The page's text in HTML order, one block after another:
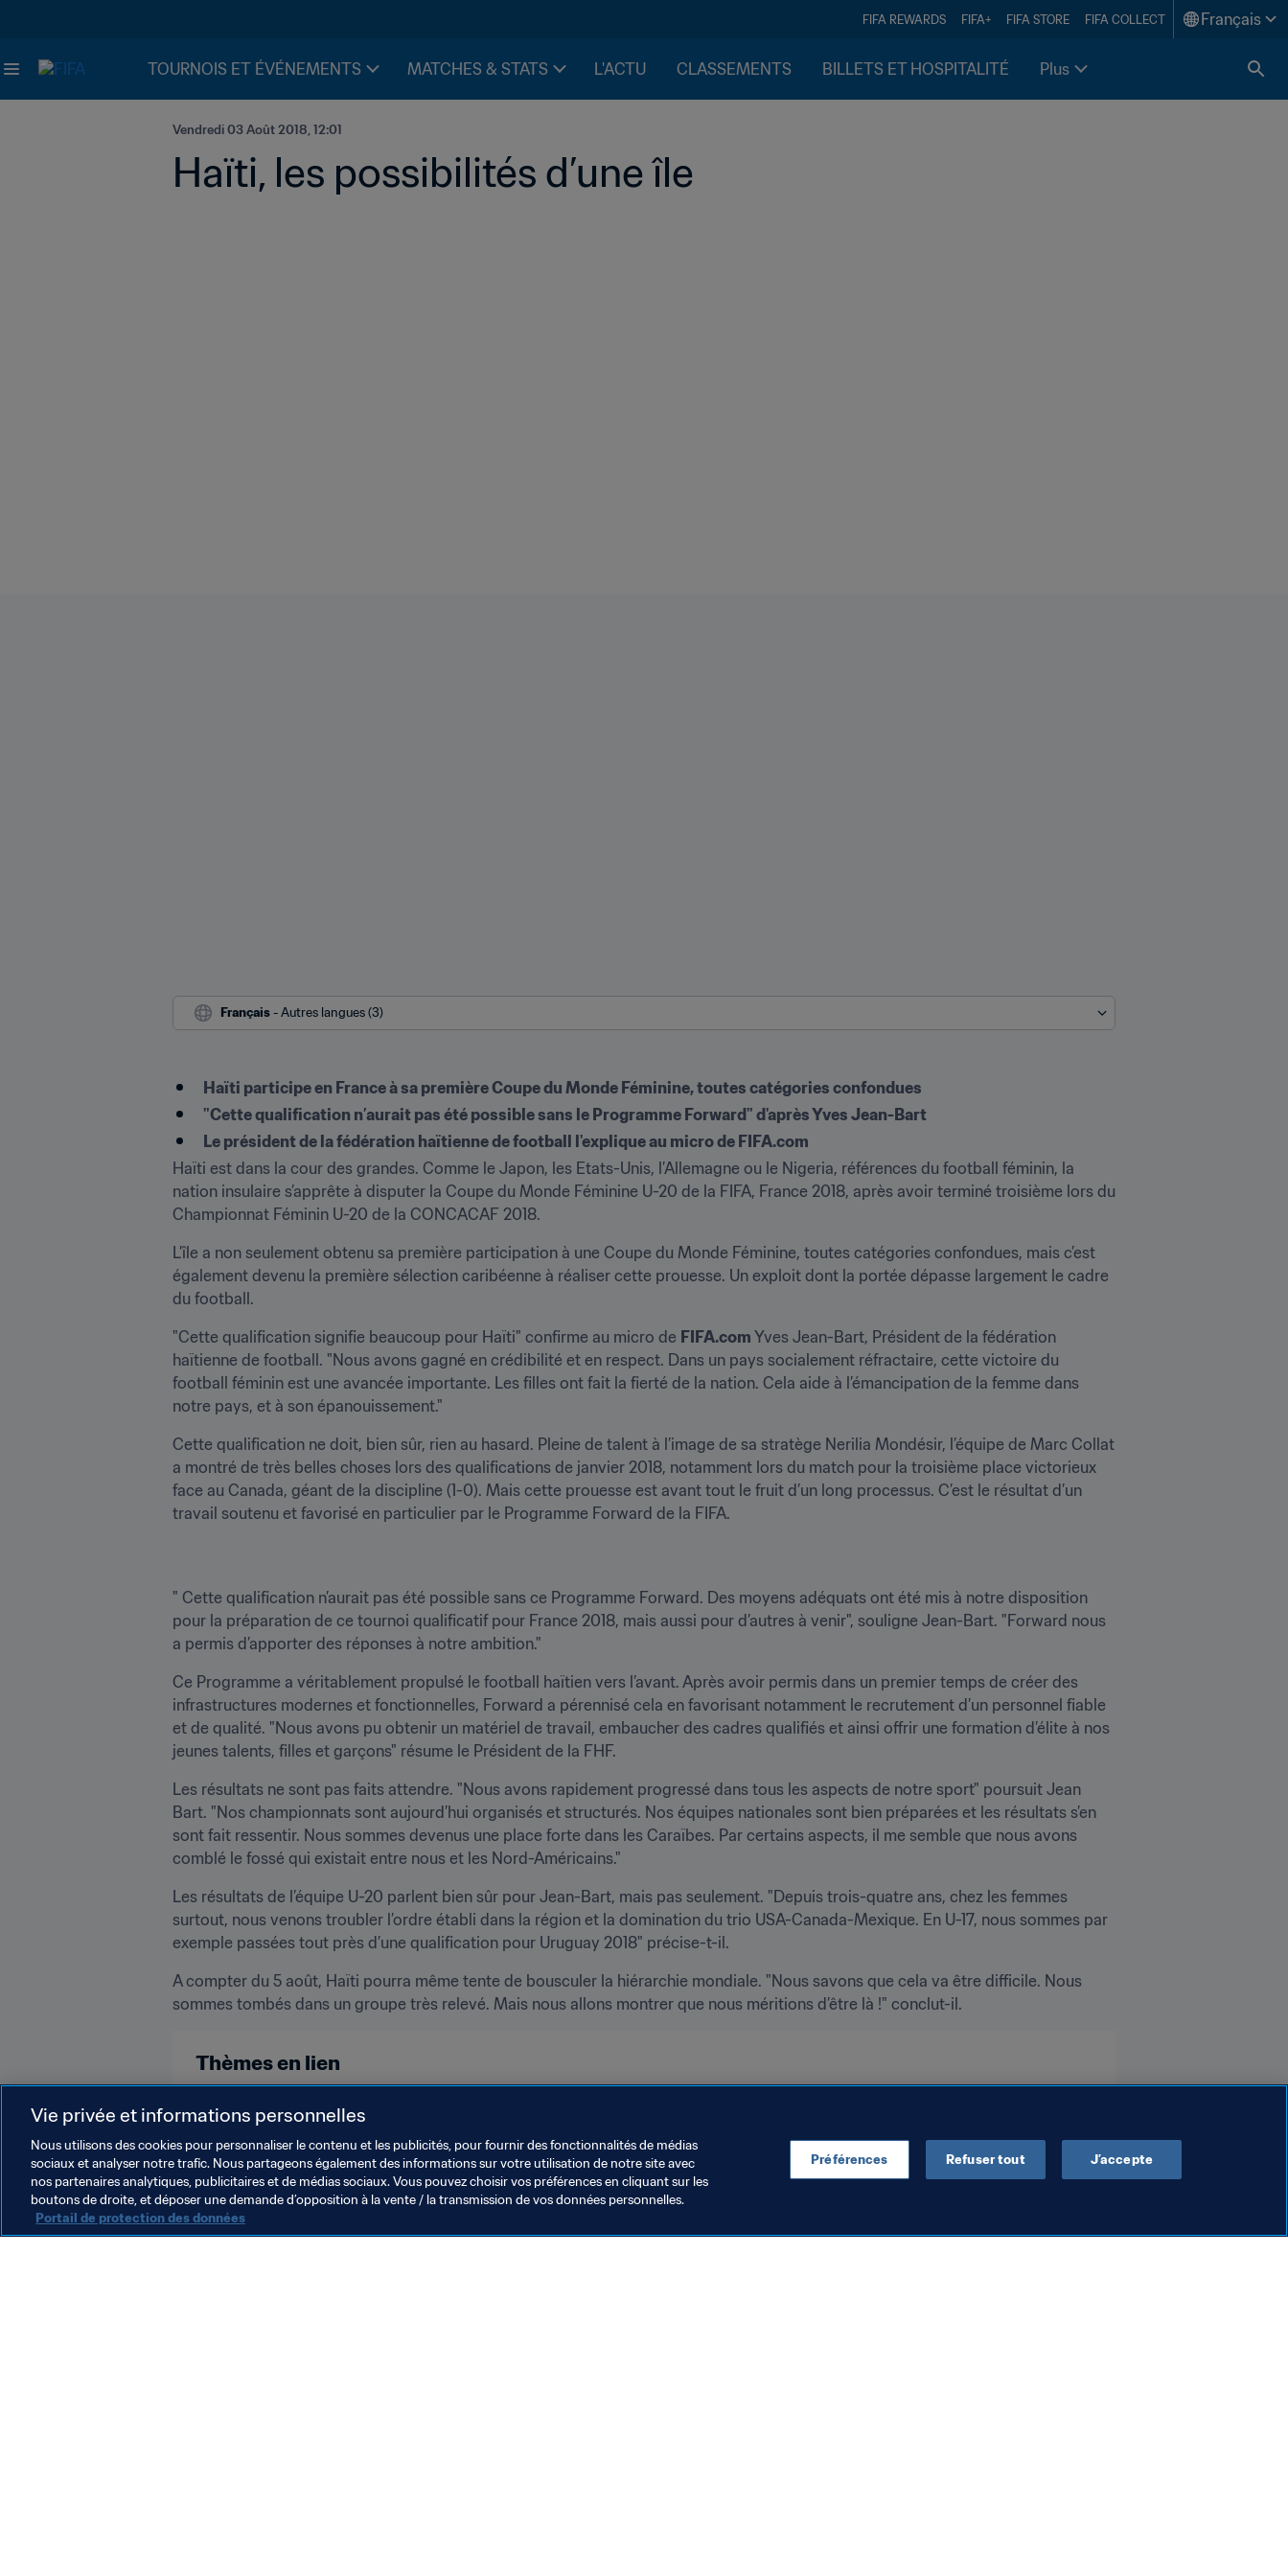
FIFA REWARDS FIFA+ FIFA STORE FIFA COLLECT Français
TOURNOIS ET ÉVÉNEMENTS MATCHES & STATS L'ACTU CLASSEMENTS BILLETS ET HOSPITALITÉ Plus
Vendredi 03 Août 2018, 12:01
Haïti, les possibilités d’une île
Français - Autres langues (3)
​Haïti participe en France à sa première Coupe du Monde Féminine, toutes catégories confondues
"Cette qualification n’aurait pas été possible sans le Programme Forward" d'après Yves Jean-Bart
Le président de la fédération haïtienne de football l'explique au micro de FIFA.com
Haïti est dans la cour des grandes. Comme le Japon, les Etats-Unis, l’Allemagne ou le Nigeria, références du football féminin, la
nation insulaire s’apprête à disputer la Coupe du Monde Féminine U-20 de la FIFA, France 2018, après avoir terminé troisième lors du
Championnat Féminin U-20 de la CONCACAF 2018.
L’île a non seulement obtenu sa première participation à une Coupe du Monde Féminine, toutes catégories confondues, mais c’est
également devenu la première sélection caribéenne à réaliser cette prouesse. Un exploit dont la portée dépasse largement le cadre
du football.
"Cette qualification signifie beaucoup pour Haïti" confirme au micro de FIFA.com Yves Jean-Bart, Président de la fédération
haïtienne de football. "Nous avons gagné en crédibilité et en respect. Dans un pays socialement réfractaire, cette victoire du
football féminin est une avancée importante. Les filles ont fait la fierté de la nation. Cela aide à l’émancipation de la femme dans
notre pays, et à son épanouissement."
Cette qualification ne doit, bien sûr, rien au hasard. Pleine de talent à l’image de sa stratège Nerilia Mondésir, l’équipe de Marc Collat
a montré de très belles choses lors des qualifications de janvier 2018, notamment lors du match pour la troisième place victorieux
face au Canada, géant de la discipline (1-0). Mais cette prouesse est avant tout le fruit d’un long processus. C’est le résultat d’un
travail soutenu et favorisé en particulier par le Programme Forward de la FIFA.
" Cette qualification n’aurait pas été possible sans ce Programme Forward. Des moyens adéquats ont été mis à notre disposition
pour la préparation de ce tournoi qualificatif pour France 2018, mais aussi pour d’autres à venir", souligne Jean-Bart. "Forward nous
a permis d’apporter des réponses à notre ambition."
﻿Ce Programme a véritablement propulsé le football haïtien vers l’avant. Après avoir permis dans un premier temps de créer des
infrastructures modernes et fonctionnelles, Forward a pérennisé cela en favorisant notamment le recrutement d’un personnel fiable
et de qualité. "Nous avons pu obtenir un matériel de travail, embaucher des cadres qualifiés et ainsi offrir une formation d’élite à nos
jeunes talents, filles et garçons" résume le Président de la FHF.
Les résultats ne sont pas faits attendre. "Nous avons rapidement progressé dans tous les aspects de notre sport" poursuit Jean
Bart. "Nos championnats sont aujourd’hui organisés et structurés. Nos équipes nationales sont bien préparées et les résultats s’en
sont fait ressentir. Nous sommes devenus une place forte dans les Caraïbes. Par certains aspects, il me semble que nous avons
comblé le fossé qui existait entre nous et les Nord-Américains."
Les résultats de l’équipe U-20 parlent bien sûr pour Jean-Bart, mais pas seulement. "Depuis trois-quatre ans, chez les femmes
surtout, nous venons troubler l’ordre établi dans la région et la domination du trio USA-Canada-Mexique. En U-17, nous sommes par
exemple passées tout près d’une qualification pour Uruguay 2018" précise-t-il.
A compter du 5 août, Haïti pourra même tente de bousculer la hiérarchie mondiale. "Nous savons que cela va être difficile. Nous
sommes tombés dans un groupe très relevé. Mais nous allons montrer que nous méritions d’être là !" conclut-il.
Thèmes en lien
FIFA Forward Compétitions FIFA
Vie privée et informations personnelles
Nous utilisons des cookies pour personnaliser le contenu et les publicités, pour fournir des fonctionnalités de médias
sociaux et analyser notre trafic. Nous partageons également des informations sur votre utilisation de notre site avec
nos partenaires analytiques, publicitaires et de médias sociaux. Vous pouvez choisir vos préférences en cliquant sur les
boutons de droite, et déposer une demande d’opposition à la vente / la transmission de vos données personnelles.
Portail de protection des données
Préférences Refuser tout J’accepte